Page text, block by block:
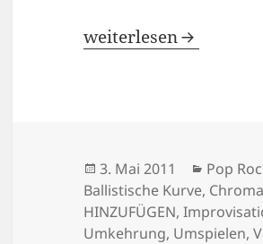
JAZZ:
weiterlesen
Veröffentlicht
am
3. Mai 2011 Pop
Ballistische Kurve,
HINZUFÜGEN,
Umkehrung, Umspielen,